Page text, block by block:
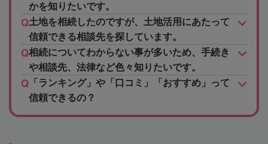
かを知りたいです。
土地を相続したのですが、土地活用にあたって
信頼できる相談先を探しています。
相続についてわからない事が多いため、手続き
や相談先、法律など色々知りたいです。
「ランキング」や「口コミ」「おすすめ」って
信頼できるの？